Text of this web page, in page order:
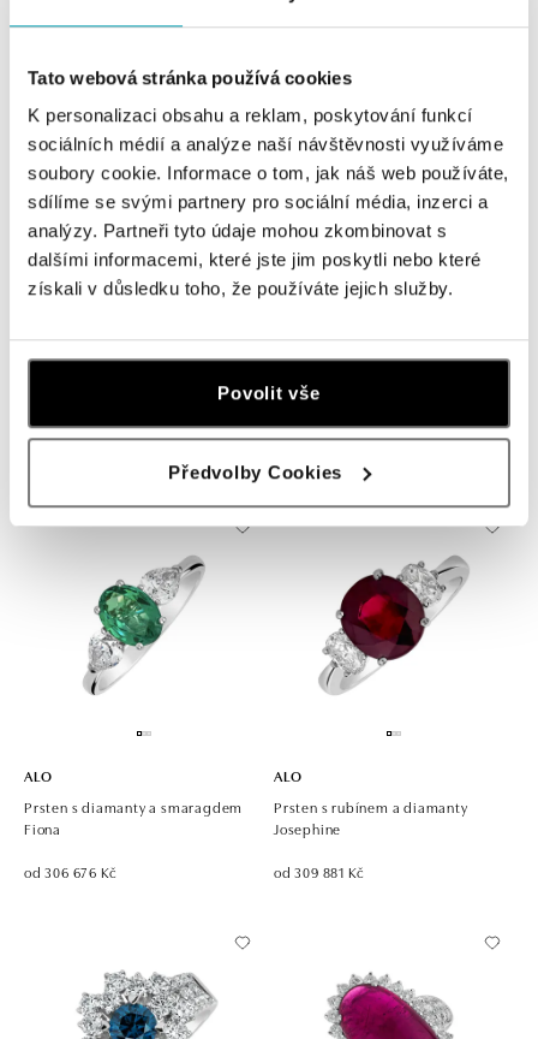
Tato webová stránka používá cookies
K personalizaci obsahu a reklam, poskytování funkcí
sociálních médií a analýze naší návštěvnosti využíváme
soubory cookie. Informace o tom, jak náš web používáte,
sdílíme se svými partnery pro sociální média, inzerci a
analýzy. Partneři tyto údaje mohou zkombinovat s
dalšími informacemi, které jste jim poskytli nebo které
získali v důsledku toho, že používáte jejich služby.
Povolit vše
Předvolby Cookies
ALO
Prsten s diamanty a tanzanitem
ALO
Prsten se smaragdem a diamanty
ALO
Prsten s diamanty a smaragdem
Fiona
od 306 676 Kč
ALO
Prsten s rubínem a diamanty
Josephine
od 309 881 Kč